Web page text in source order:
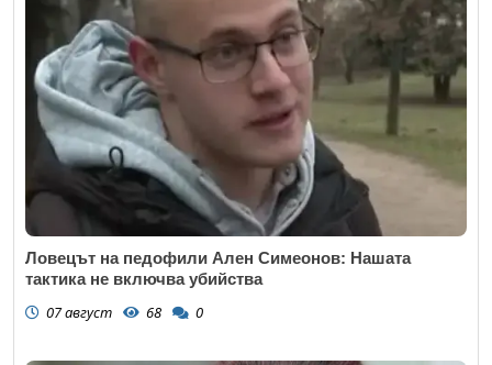
Ловецът на педофили Ален Симеонов: Нашата
тактика не включва убийства
07 август 68 0